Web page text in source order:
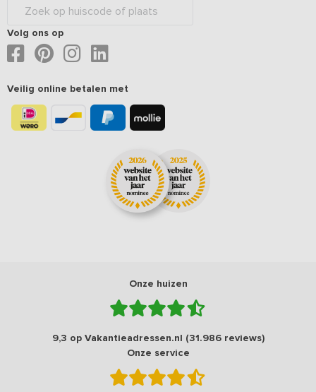
Volg ons op
Veilig online betalen met
Onze huizen
9,3 op Vakantieadressen.nl (31.986 reviews)
Onze service